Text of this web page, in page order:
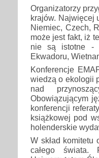
Organizatorzy
krajów. Najwięcej
Niemiec, Czech,
może jest fakt, iż
nie są istotne -
Ekwadoru,
Konferencje
wiedzą o ekologii
nad
Obowiązującym
konferencji
książkowej pod
holenderskie
W skład komitetu
całego świata.